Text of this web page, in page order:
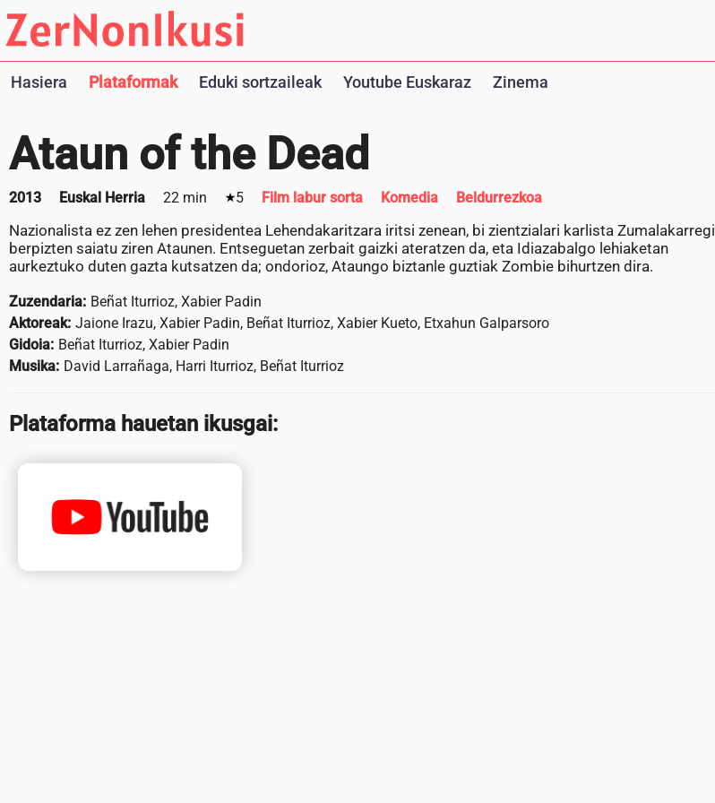
Hasiera Plataformak Eduki sortzaileak Youtube Euskaraz Zinema
Ataun of the Dead
2013 Euskal Herria 22 min 5 Film labur sorta Komedia Beldurrezkoa
Nazionalista ez zen lehen presidentea Lehendakaritzara iritsi zenean, bi zientzialari karlista Zumalakarregi
berpizten saiatu ziren Ataunen. Entseguetan zerbait gaizki ateratzen da, eta Idiazabalgo lehiaketan
aurkeztuko duten gazta kutsatzen da; ondorioz, Ataungo biztanle guztiak Zombie bihurtzen dira.
Zuzendaria: Beñat Iturrioz, Xabier Padin
Aktoreak: Jaione Irazu, Xabier Padin, Beñat Iturrioz, Xabier Kueto, Etxahun Galparsoro
Gidoia: Beñat Iturrioz, Xabier Padin
Musika: David Larrañaga, Harri Iturrioz, Beñat Iturrioz
Plataforma hauetan ikusgai: